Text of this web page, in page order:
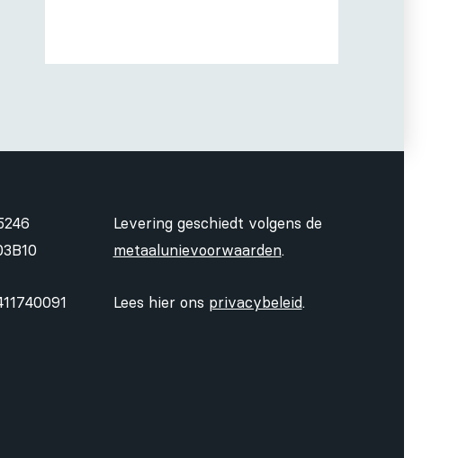
Levering geschiedt volgens de
metaalunievoorwaarden.
Lees hier ons privacybeleid.